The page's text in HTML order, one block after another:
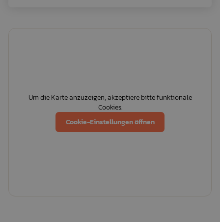
Um die Karte anzuzeigen, akzeptiere bitte funktionale
Cookies.
Cookie-Einstellungen öffnen